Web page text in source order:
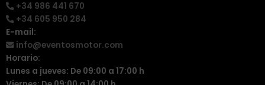
+34 986 441 670
+34 605 950 284
E-mail:
info@eventosmotor.com
Horario:
Lunes a jueves: De 09:00 a 17:00 h